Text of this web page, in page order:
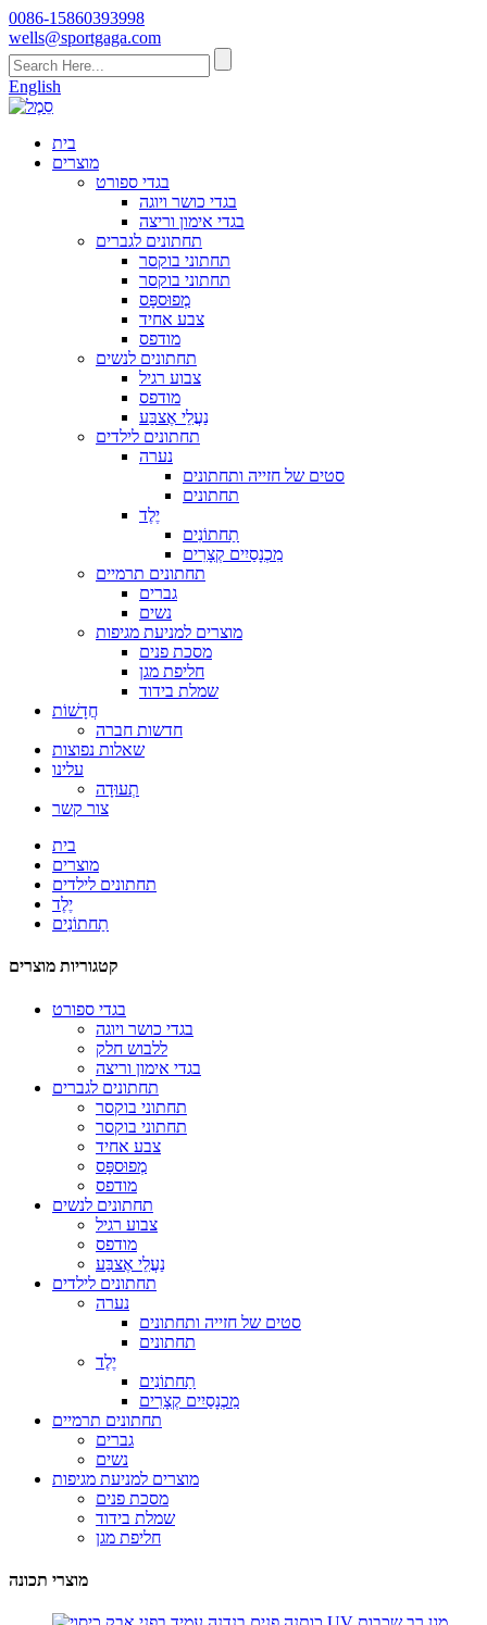
0086-15860393998
wells@sportgaga.com
English
בית
מוצרים
בגדי ספורט
בגדי כושר ויוגה
בגדי אימון וריצה
תחתונים לגברים
תחתוני בוקסר
תחתוני בוקסר
מְפוּספָּס
צבע אחיד
מודפס
תחתונים לנשים
צבוע רגיל
מודפס
נַעֲלֵי אֶצבַּע
תחתונים לילדים
נערה
סטים של חזייה ותחתונים
תחתונים
יֶלֶד
תַחתוֹנִים
מִכְנָסַיִים קְצָרִים
תחתונים תרמיים
גברים
נשים
מוצרים למניעת מגיפות
מסכת פנים
חליפת מגן
שמלת בידוד
חֲדָשׁוֹת
חדשות חברה
שאלות נפוצות
עלינו
תְעוּדָה
צור קשר
בית
מוצרים
תחתונים לילדים
יֶלֶד
תַחתוֹנִים
קטגוריות מוצרים
בגדי ספורט
בגדי כושר ויוגה
ללבוש חלק
בגדי אימון וריצה
תחתונים לגברים
תחתוני בוקסר
תחתוני בוקסר
צבע אחיד
מְפוּספָּס
מודפס
תחתונים לנשים
צבוע רגיל
מודפס
נַעֲלֵי אֶצבַּע
תחתונים לילדים
נערה
סטים של חזייה ותחתונים
תחתונים
יֶלֶד
תַחתוֹנִים
מִכְנָסַיִים קְצָרִים
תחתונים תרמיים
גברים
נשים
מוצרים למניעת מגיפות
מסכת פנים
שמלת בידוד
חליפת מגן
מוצרי תכונה